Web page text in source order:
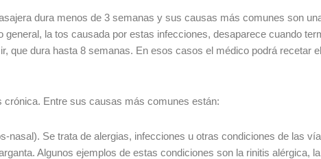
dura menos de 3 semanas y sus causas más comunes son
la tos causada por estas infecciones, desaparece cuando
que dura hasta 8 semanas. En esos casos el médico podrá recetar
Entre sus causas más comunes están:
Se trata de alergias, infecciones u otras condiciones de las
Algunos ejemplos de estas condiciones son la rinitis alérgica,